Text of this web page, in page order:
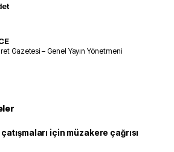
Gazetesi – Genel Yayın Yönetmeni
çatışmaları için müzakere çağrısı